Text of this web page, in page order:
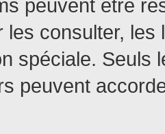
peuvent être
les consulter,
spéciale. Seuls
peuvent